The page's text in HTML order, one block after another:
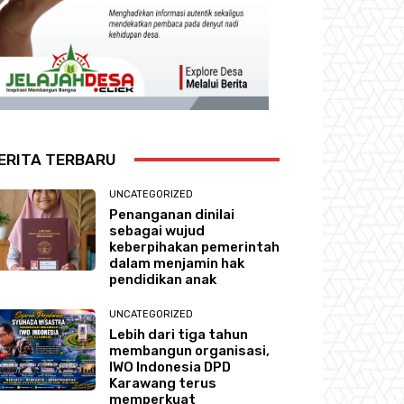
TERBARU
UNCATEGORIZED
Penanganan dinilai
sebagai wujud
keberpihakan pemerintah
dalam menjamin hak
pendidikan anak
UNCATEGORIZED
Lebih dari tiga tahun
membangun organisasi,
IWO Indonesia DPD
Karawang terus
memperkuat